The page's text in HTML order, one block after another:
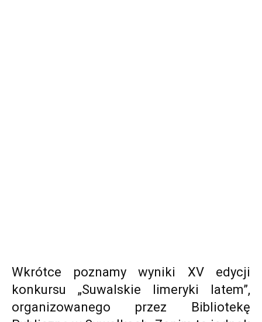
Wkrótce poznamy wyniki XV edycji
konkursu „Suwalskie limeryki latem”,
organizowanego przez Bibliotekę